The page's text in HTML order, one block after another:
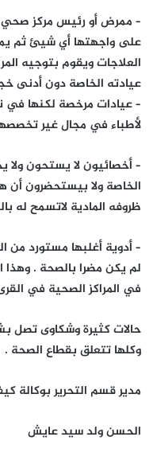
– ممرض أو رئيس مركز
على واجهتها أي شيئ ثم
العلاجات ويقوم بتوجيه
عيادته الخاصة دون أدنى
– عيادات مرخصة لكنها في
لأطباء في مجال غير
– أخصائيون لا يستحون
الخاصة ولا بيستحضرون أن
ظروفه المادية لاتسمح له
– أدوية أغلبها مستورد من
لم يكن مضرا بالصحة . وهذا
في المراكز الصحية في
حالات كثيرة وشكاوى تصل
وكلها تتعلق بقطاع الصحة .
مدير قسم التحرير بوكالة
الحسن ولد سيد عايش